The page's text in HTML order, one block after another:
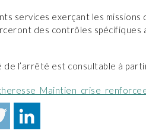
services exerçant les missions
des contrôles
de l’arrêté est consultable à